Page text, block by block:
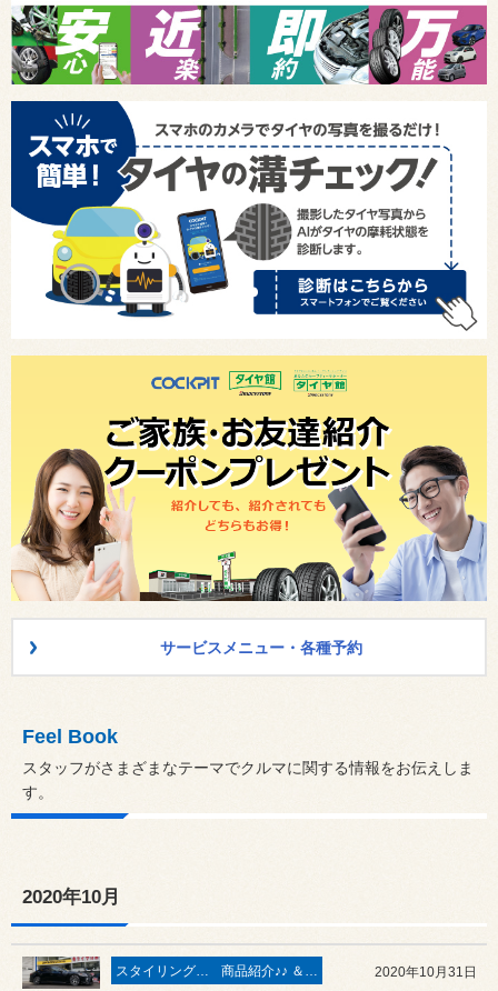
サービスメニュー・各種予約
Feel Book
スタッフがさまざまなテーマでクルマに関する情報をお伝えしま
す。
2020年10月
スタイリング系 ホイール＆タイヤ＆エアロパーツ 商品紹介♪♪ ＆ ”フィール”からのお知らせ。 2020年10月31日